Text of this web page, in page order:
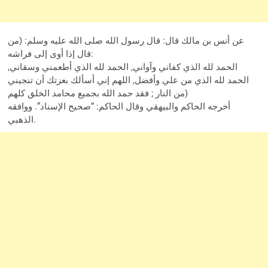
عن أنس بن مالك قال: قال رسول الله صلى الله عليه وسلم: (من
قال إذا أوى إلى فراشه:
الحمد لله الذي كفاني وآواني, الحمد لله الذي أطعمني وسقاني,
الحمد لله الذي من علي وأفضل, اللهم إني أسألك بعزتك أن تنجيني
من النار ; فقد حمد الله بجميع محامد الخلق كلهم)
أخرجه الحاكم والبيهقي وقال الحاكم: “صحيح الإسناد”. ووافقه
الذهبي.